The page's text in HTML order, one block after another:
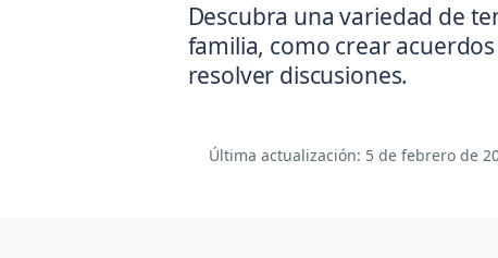
Descubra una variedad de
familia, como crear
resolver discusiones.
Última actualización: 5 de febrero de